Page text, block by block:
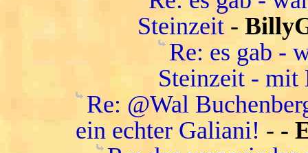
Steinzeit -
Re: es gab -
Steinzeit - mit
Re: @Wal
ein echter Galiani! - -